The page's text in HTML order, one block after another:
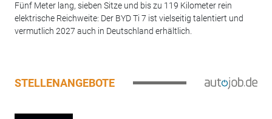
Fünf Meter lang, sieben Sitze und bis zu 119 Kilometer rein
elektrische Reichweite: Der BYD Ti 7 ist vielseitig talentiert und
vermutlich 2027 auch in Deutschland erhältlich.
STELLENANGEBOTE